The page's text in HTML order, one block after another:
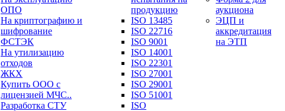
ОПО
На криптографию и
шифрование
ФСТЭК
На утилизацию
отходов
ЖКХ
Купить ООО с
лицензией МЧС..
Разработка СТУ
продукцию
ISO 13485
ISO 22716
ISO 9001
ISO 14001
ISO 22301
ISO 27001
ISO 29001
ISO 51001
ISO
аукциона
ЭЦП и
аккредитация
на ЭТП